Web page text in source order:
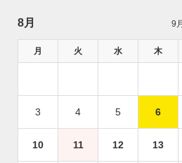
8月 9
月 火 水 木
3 4 5 6
10 11 12 13